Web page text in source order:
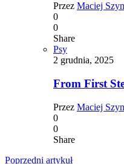
Przez Maciej
0
0
Share
Psy
2 grudnia, 2025
From First
Przez Maciej
0
0
Share
Poprzedni artykuł